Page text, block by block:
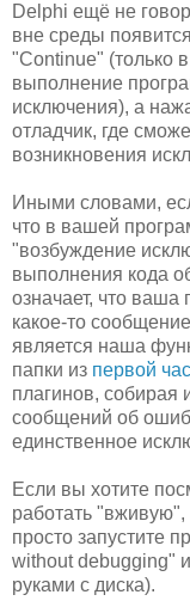
Delphi ещё не
вне среды
"Continue" (только
выполнение
исключения), а
отладчик, где
возникновения
Иными словами,
что в вашей
"возбуждение
выполнения кода
означает, что
какое-то
является наша
папки из первой
плагинов,
сообщений об
единственное
Если вы хотите
работать "вживую",
просто запустите
without debugging"
руками с диска).